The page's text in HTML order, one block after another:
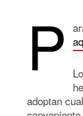
P
adoptan